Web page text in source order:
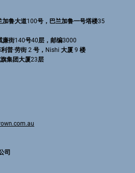
加鲁大道100号，巴兰加鲁一号塔楼35
廉街140号40层，邮编3000
普·劳街 2 号，Nishi 大厦 9 楼
集团大厦23层
司